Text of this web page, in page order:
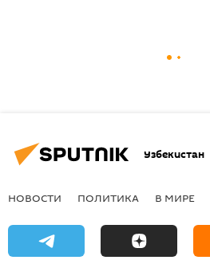
Узбекистан
НОВОСТИ ПОЛИТИКА В МИРЕ